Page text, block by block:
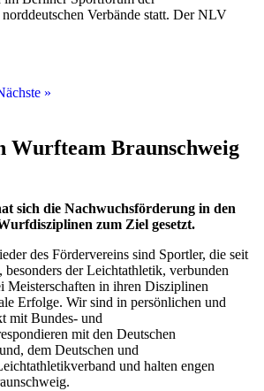
Verbände statt. Der NLV
»
Wurfteam Braunschweig
sich die Nachwuchsförderung in den
zum Ziel gesetzt.
des Fördervereins sind Sportler, die seit
besonders der Leichtathletik, verbunden
Meisterschaften in ihren Disziplinen
Erfolge. Wir sind in persönlichen und
mit Bundes- und
mit den Deutschen
dem Deutschen und
und halten engen